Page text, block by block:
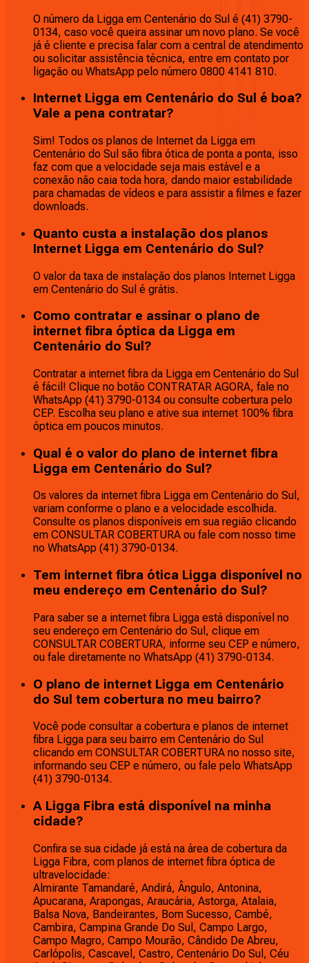
O número da Ligga em Centenário do Sul é (41) 3790-
0134, caso você queira assinar um novo plano. Se você
já é cliente e precisa falar com a central de atendimento
ou solicitar assistência técnica, entre em contato por
ligação ou WhatsApp pelo número 0800 4141 810.
Internet Ligga em Centenário do Sul é boa?
Vale a pena contratar?
Sim! Todos os planos de Internet da Ligga em
Centenário do Sul são fibra ótica de ponta a ponta, isso
faz com que a velocidade seja mais estável e a
conexão não caia toda hora, dando maior estabilidade
para chamadas de vídeos e para assistir a filmes e fazer
downloads.
Quanto custa a instalação dos planos
Internet Ligga em Centenário do Sul?
O valor da taxa de instalação dos planos Internet Ligga
em Centenário do Sul é grátis.
Como contratar e assinar o plano de
internet fibra óptica da Ligga em
Centenário do Sul?
Contratar a internet fibra da Ligga em Centenário do Sul
é fácil! Clique no botão CONTRATAR AGORA, fale no
WhatsApp (41) 3790-0134 ou consulte cobertura pelo
CEP. Escolha seu plano e ative sua internet 100% fibra
óptica em poucos minutos.
Qual é o valor do plano de internet fibra
Ligga em Centenário do Sul?
Os valores da internet fibra Ligga em Centenário do Sul,
variam conforme o plano e a velocidade escolhida.
Consulte os planos disponíveis em sua região clicando
em CONSULTAR COBERTURA ou fale com nosso time
no WhatsApp (41) 3790-0134.
Tem internet fibra ótica Ligga disponível no
meu endereço em Centenário do Sul?
Para saber se a internet fibra Ligga está disponível no
seu endereço em Centenário do Sul, clique em
CONSULTAR COBERTURA, informe seu CEP e número,
ou fale diretamente no WhatsApp (41) 3790-0134.
O plano de internet Ligga em Centenário
do Sul tem cobertura no meu bairro?
Você pode consultar a cobertura e planos de internet
fibra Ligga para seu bairro em Centenário do Sul
clicando em CONSULTAR COBERTURA no nosso site,
informando seu CEP e número, ou fale pelo WhatsApp
(41) 3790-0134.
A Ligga Fibra está disponível na minha
cidade?
Confira se sua cidade já está na área de cobertura da
Ligga Fibra, com planos de internet fibra óptica de
ultravelocidade:
Almirante Tamandaré, Andirá, Ângulo, Antonina,
Apucarana, Arapongas, Araucária, Astorga, Atalaia,
Balsa Nova, Bandeirantes, Bom Sucesso, Cambé,
Cambira, Campina Grande Do Sul, Campo Largo,
Campo Magro, Campo Mourão, Cândido De Abreu,
Carlópolis, Cascavel, Castro, Centenário Do Sul, Céu